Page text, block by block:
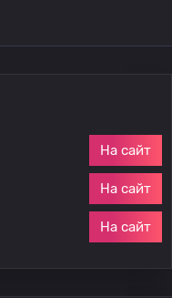
На сайт
На сайт
На сайт